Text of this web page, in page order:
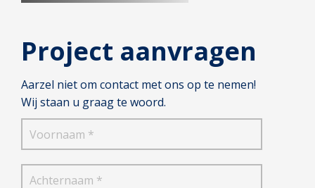
Project aanvragen
Aarzel niet om contact met ons op te nemen!
Wij staan u graag te woord.